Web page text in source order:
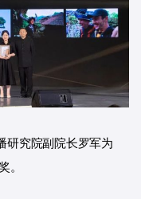
研究院副院长罗军为
。